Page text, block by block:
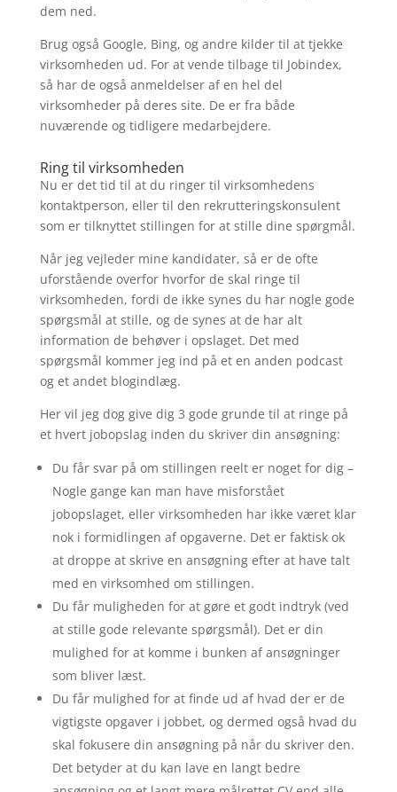
dem ned.
Brug også Google, Bing, og andre kilder til at tjekke
virksomheden ud. For at vende tilbage til Jobindex,
så har de også anmeldelser af en hel del
virksomheder på deres site. De er fra både
nuværende og tidligere medarbejdere.
Ring til virksomheden
Nu er det tid til at du ringer til virksomhedens
kontaktperson, eller til den rekrutteringskonsulent
som er tilknyttet stillingen for at stille dine spørgmål.
Når jeg vejleder mine kandidater, så er de ofte
uforstående overfor hvorfor de skal ringe til
virksomheden, fordi de ikke synes du har nogle gode
spørgsmål at stille, og de synes at de har alt
information de behøver i opslaget. Det med
spørgsmål kommer jeg ind på et en anden podcast
og et andet blogindlæg.
Her vil jeg dog give dig 3 gode grunde til at ringe på
et hvert jobopslag inden du skriver din ansøgning:
Du får svar på om stillingen reelt er noget for dig –
Nogle gange kan man have misforstået
jobopslaget, eller virksomheden har ikke været klar
nok i formidlingen af opgaverne. Det er faktisk ok
at droppe at skrive en ansøgning efter at have talt
med en virksomhed om stillingen.
Du får muligheden for at gøre et godt indtryk (ved
at stille gode relevante spørgsmål). Det er din
mulighed for at komme i bunken af ansøgninger
som bliver læst.
Du får mulighed for at finde ud af hvad der er de
vigtigste opgaver i jobbet, og dermed også hvad du
skal fokusere din ansøgning på når du skriver den.
Det betyder at du kan lave en langt bedre